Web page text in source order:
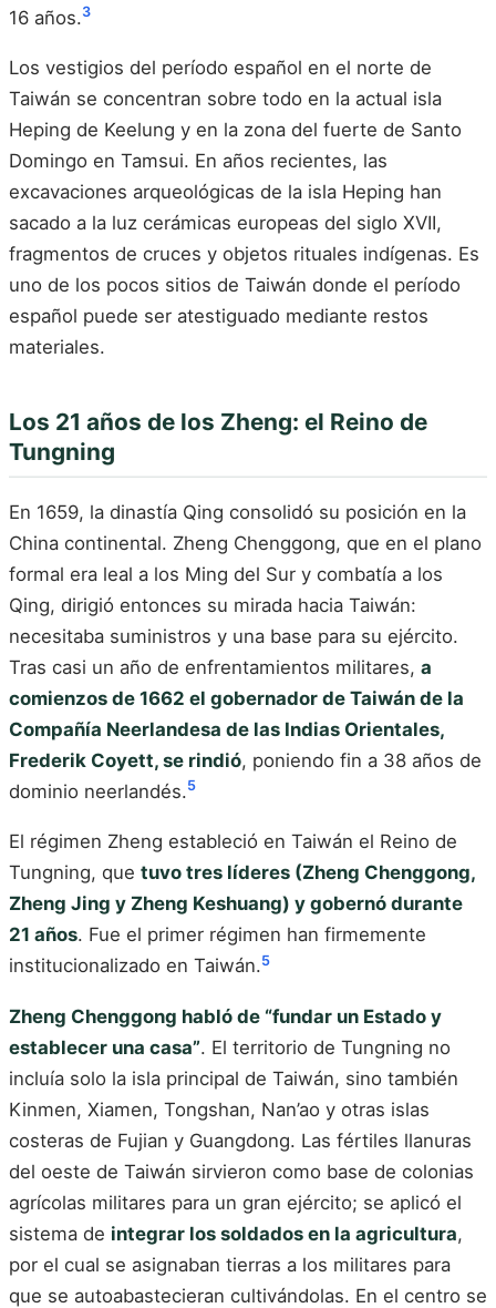
16 años.3
Los vestigios del período español en el norte de
Taiwán se concentran sobre todo en la actual isla
Heping de Keelung y en la zona del fuerte de Santo
Domingo en Tamsui. En años recientes, las
excavaciones arqueológicas de la isla Heping han
sacado a la luz cerámicas europeas del siglo XVII,
fragmentos de cruces y objetos rituales indígenas. Es
uno de los pocos sitios de Taiwán donde el período
español puede ser atestiguado mediante restos
materiales.
Los 21 años de los Zheng: el Reino de
Tungning
En 1659, la dinastía Qing consolidó su posición en la
China continental. Zheng Chenggong, que en el plano
formal era leal a los Ming del Sur y combatía a los
Qing, dirigió entonces su mirada hacia Taiwán:
necesitaba suministros y una base para su ejército.
Tras casi un año de enfrentamientos militares, a
comienzos de 1662 el gobernador de Taiwán de la
Compañía Neerlandesa de las Indias Orientales,
Frederik Coyett, se rindió, poniendo fin a 38 años de
dominio neerlandés.5
El régimen Zheng estableció en Taiwán el Reino de
Tungning, que tuvo tres líderes (Zheng Chenggong,
Zheng Jing y Zheng Keshuang) y gobernó durante
21 años. Fue el primer régimen han firmemente
institucionalizado en Taiwán.5
Zheng Chenggong habló de “fundar un Estado y
establecer una casa”. El territorio de Tungning no
incluía solo la isla principal de Taiwán, sino también
Kinmen, Xiamen, Tongshan, Nan’ao y otras islas
costeras de Fujian y Guangdong. Las fértiles llanuras
del oeste de Taiwán sirvieron como base de colonias
agrícolas militares para un gran ejército; se aplicó el
sistema de integrar los soldados en la agricultura,
por el cual se asignaban tierras a los militares para
que se autoabastecieran cultivándolas. En el centro se